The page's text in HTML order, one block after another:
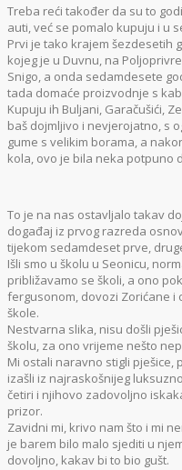
Treba reći također da su to
auti, već se pomalo kupuju i u
Prvi je tako krajem šezdesetih
kojeg je u Duvnu, na
Snigo, a onda sedamdesete
tada domaće proizvodnje s
Kupuju ih Buljani, Garačušići,
baš dojmljivo i nevjerojatno, s
gume s velikim borama, a
kola, ovo je bila neka potpuno
To je na nas ostavljalo takav
događaj iz prvog razreda
tijekom sedamdeset prve,
Išli smo u školu u Seonicu,
približavamo se školi, a ono
fergusonom, dovozi Zorićane i
škole.
Nestvarna slika, nisu došli
školu, za ono vrijeme nešto
Mi ostali naravno stigli pješice,
izašli iz najraskošnijeg
četiri i njihovo zadovoljno
prizor.
Zavidni mi, krivo nam što i mi
je barem bilo malo sjediti u
dovoljno, kakav bi to bio gušt.